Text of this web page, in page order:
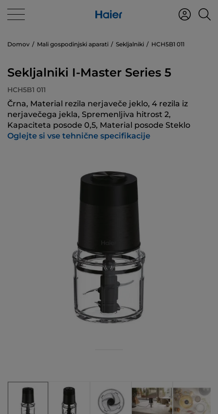
Domov Mali gospodinjski aparati Sekljalniki HCH5B1 011
Sekljalniki I-Master Series 5
HCH5B1 011
Črna, Material rezila nerjaveče jeklo, 4 rezila iz
nerjavečega jekla, Spremenljiva hitrost 2,
Kapaciteta posode 0,5, Material posode Steklo
Oglejte si vse tehnične specifikacije